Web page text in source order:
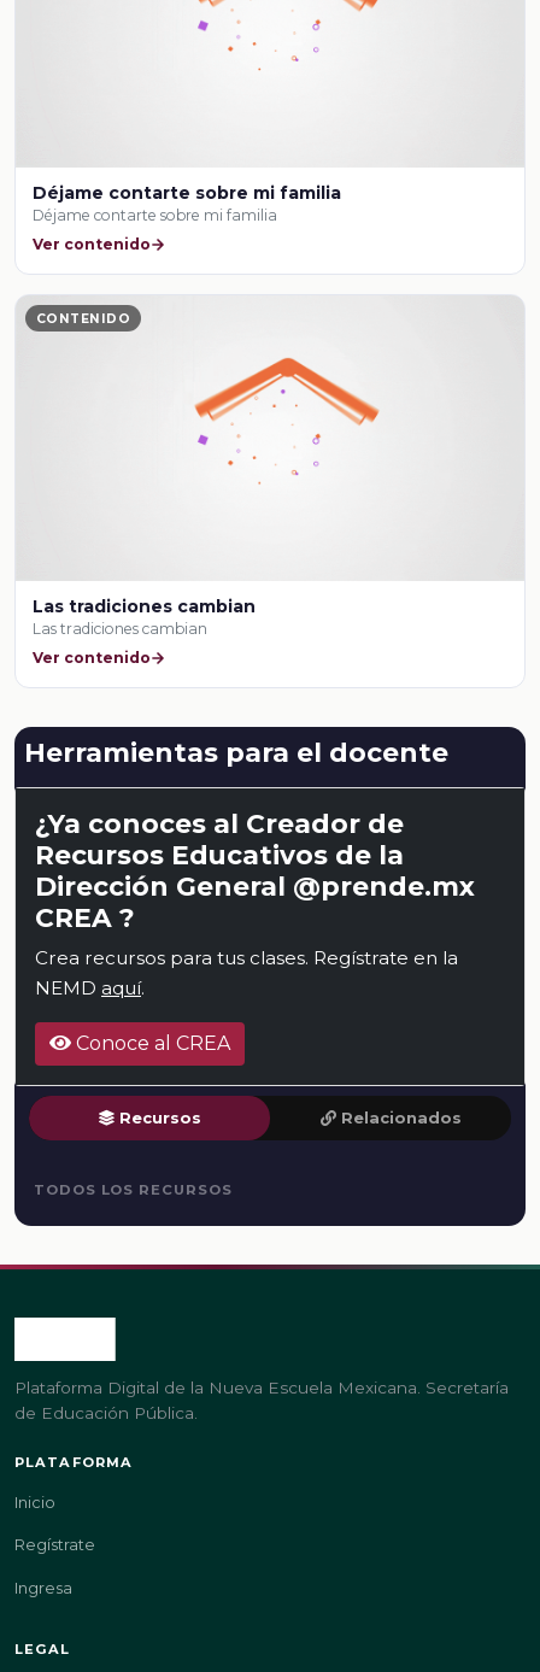
Déjame contarte sobre mi familia
Déjame contarte sobre mi familia
Ver contenido
CONTENIDO
Las tradiciones cambian
Las tradiciones cambian
Ver contenido
Herramientas para el docente
¿Ya conoces al Creador de
Recursos Educativos de la
Dirección General @prende.mx
CREA ?
Crea recursos para tus clases. Regístrate en la
NEMD aquí.
Conoce al CREA
Recursos Relacionados
TODOS LOS RECURSOS
Plataforma Digital de la Nueva Escuela Mexicana. Secretaría
de Educación Pública.
PLATAFORMA
Inicio
Regístrate
Ingresa
LEGAL